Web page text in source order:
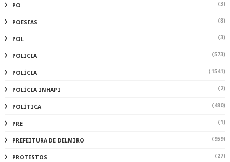
PO (3)
POESIAS (8)
POL (3)
POLICIA (573)
POLÍCIA (1541)
POLÍCIA INHAPI (2)
POLÍTICA (480)
PRE (1)
PREFEITURA DE DELMIRO (959)
PROTESTOS (27)